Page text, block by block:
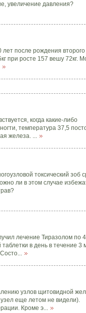
увеличение давления?
лет после рождения второго
при росте 157 вешу 72кг.
когда какие-либо
температура 37,5
железа. ...
токсический зоб
ли в этом случае
лечение Тиразолом по
в день в течение 3
узлов щитовидной
еще летом не видели).
Кроме э...